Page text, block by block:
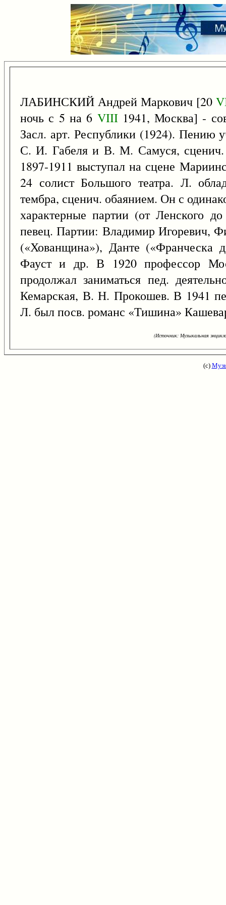
ЛАБИНСКИЙ Андрей Маркович [20
ночь с 5 на 6 VIII1941, Москва] -
Засл. арт. Республики (1924). Пению
С. И. Габеля и В. М. Самуся,
1897-1911 выступал на сцене
24 солист Большого театра. Л.
тембра, сценич. обаянием. Он с
характерные партии (от Ленского
певец. Партии: Владимир Игоревич,
(«Хованщина»), Данте («Франческа
Фауст и др. В 1920 профессор
продолжал заниматься пед.
Кемарская, В. Н. Прокошев. В 1941
Л. был посв. романс «Тишина»
(Источник: Музыкальная
(с)